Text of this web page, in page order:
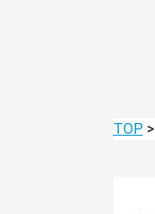
TOP>